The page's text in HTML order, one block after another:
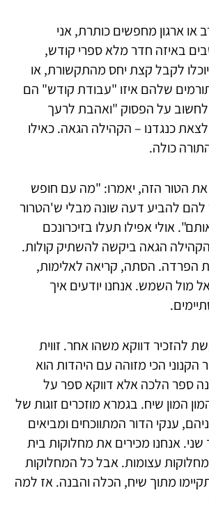
ארגון מחפשים כותרת, אני
באיזה חדר מלא ספרי קודש,
לקבל קצת יחס מהתקשורת, או
שלהם איזו "עבודת קודש" הם
על הפסוק "ואהבת לרעך
כנגדנו – הקהילה הגאה. כאילו
כולה.
הטור הזה, יאמרו: "מה עם חופש
להם להביע דעה שונה מבלי ש'הטרור
אולי אפילו תעלו בזיכרונכם
הגאה ביקשה להשתיק קולות.
הפרדה. הסתה, קריאה לאלימות,
מול השמש. אנחנו יודעים איך
להזכיר דווקא משהו אחר. זווית
הקנוני הכי מזוהה עם היהדות הוא
ספר הלכה אלא דווקא ספר על
המון שיח. בגמרא מוזכרים זוגות של
ענקי הדור המתווכחים ומביאים
אנחנו מכירים את מחלוקות בית
עצומות. אבל כל המחלוקות
מתוך שיח, הכלה והבנה. אז למה